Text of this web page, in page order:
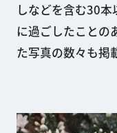
しなどを含む30
に過ごしたことの
た写真の数々も掲